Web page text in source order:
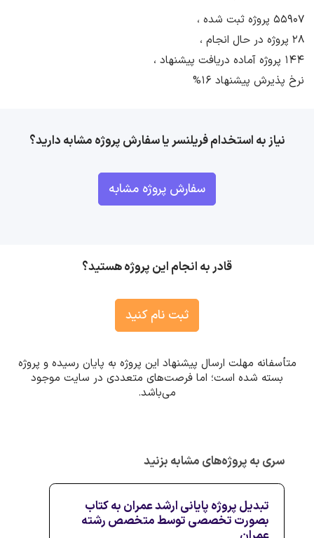
55907 پروژه ثبت شده ،
28 پروژه در حال انجام ،
144 پروژه آماده دریافت پیشنهاد ،
نرخ پذیرش پیشنهاد 16%
نیاز به استخدام فریلنسر یا سفارش پروژه مشابه دارید؟
سفارش پروژه مشابه
قادر به انجام این پروژه هستید؟
ثبت نام کنید
متأسفانه مهلت ارسال پیشنهاد این پروژه به پایان رسیده و پروژه
بسته شده است؛ اما فرصت‌های متعددی در سایت موجود
می‌باشد.
سری به پروژه‌های مشابه بزنید
تبدیل پروژه پایانی ارشد عمران به کتاب
بصورت تخصصی توسط متخصص رشته